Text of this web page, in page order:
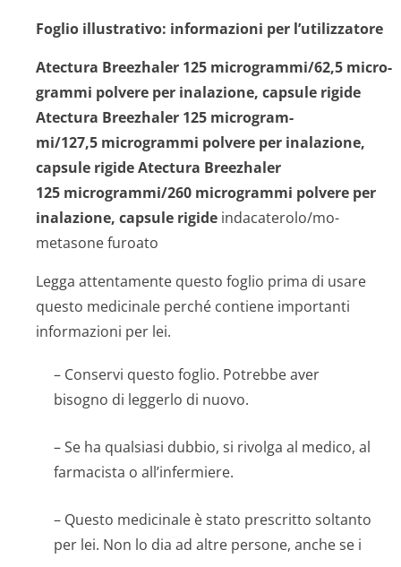
Foglio illustrativo: informazioni per l’utilizzatore
Atectura Breezhaler 125 microgram­mi/62,5 micro­
grammi polvere per inalazione, capsule rigide
Atectura Breezhaler 125 microgram­
mi/127,5 micro­grammi polvere per inalazione,
capsule rigide Atectura Breezhaler
125 microgrammi/260 microgrammi polvere per
inalazione, capsule rigide indacaterolo/mo­
metasone furoato
Legga attentamente questo foglio prima di usare
questo medicinale perché contiene importanti
informazioni per lei.
– Conservi questo foglio. Potrebbe aver
bisogno di leggerlo di nuovo.
– Se ha qualsiasi dubbio, si rivolga al medico, al
farmacista o all’infermiere.
– Questo medicinale è stato prescritto soltanto
per lei. Non lo dia ad altre persone, anche se i